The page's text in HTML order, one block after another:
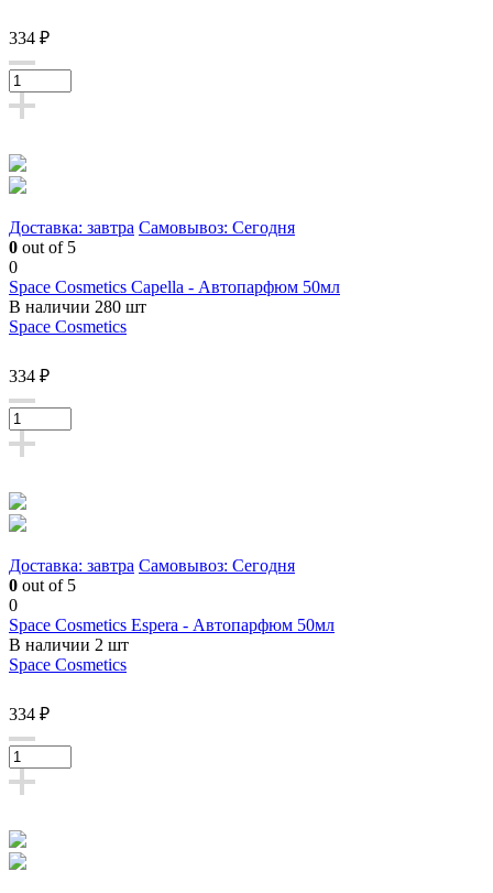
334 ₽
Доставка: завтра Самовывоз: Сегодня
0 out of 5
0
Space Cosmetics Capella - Автопарфюм 50мл
В наличии 280 шт
Space Cosmetics
334 ₽
Доставка: завтра Самовывоз: Сегодня
0 out of 5
0
Space Cosmetics Espera - Автопарфюм 50мл
В наличии 2 шт
Space Cosmetics
334 ₽